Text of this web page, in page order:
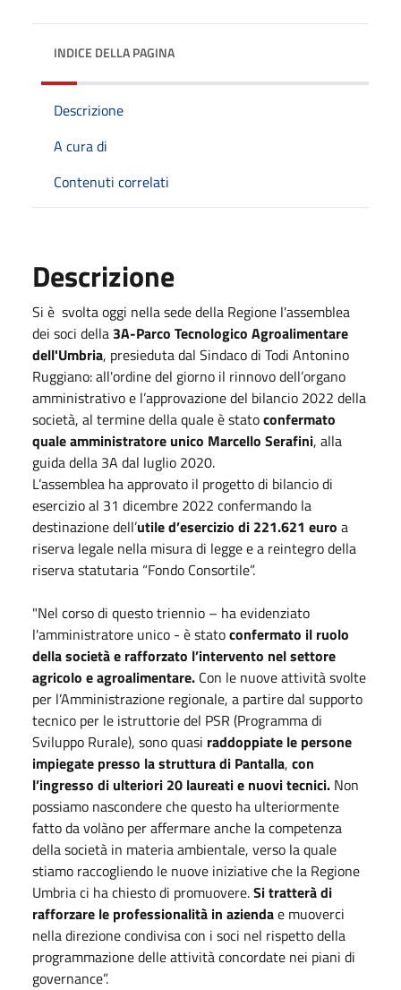
INDICE DELLA PAGINA
Descrizione
A cura di
Contenuti correlati
Descrizione
Si è svolta oggi nella sede della Regione l'assemblea
dei soci della 3A-Parco Tecnologico Agroalimentare
dell'Umbria, presieduta dal Sindaco di Todi Antonino
Ruggiano: all'ordine del giorno il rinnovo dell’organo
amministrativo e l’approvazione del bilancio 2022 della
società, al termine della quale è statoconfermato
quale amministratore unico Marcello Serafini, alla
guida della 3A dal luglio 2020.
L’assemblea ha approvato il progetto di bilancio di
esercizio al 31 dicembre 2022 confermando la
destinazione dell’utile d’esercizio di 221.621 euro a
riserva legale nella misura di legge e a reintegro della
riserva statutaria “Fondo Consortile”.
"Nel corso di questo triennio – ha evidenziato
l'amministratore unico - è statoconfermato il ruolo
della società e rafforzato l’intervento nel settore
agricolo e agroalimentare. Con le nuove attività svolte
per l’Amministrazione regionale, a partire dal supporto
tecnico per le istruttorie del PSR (Programma di
Sviluppo Rurale), sono quasi raddoppiate le persone
impiegate presso la struttura di Pantalla, con
l’ingresso di ulteriori 20 laureati e nuovi tecnici. Non
possiamo nascondere che questo ha ulteriormente
fatto da volàno per affermare anche la competenza
della società in materia ambientale, verso la quale
stiamo raccogliendo le nuove iniziative che la Regione
Umbria ci ha chiesto di promuovere.Si tratterà di
rafforzare le professionalità in aziendae muoverci
nella direzione condivisa con i soci nel rispetto della
programmazione delle attività concordate nei piani di
governance”.